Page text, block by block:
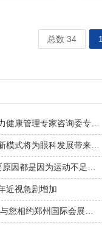
总数 34 1
健康管理专家咨询委专…
模式将为眼科发展带来…
因都是因为运动不足…
近视急剧增加
您相约郑州国际会展…